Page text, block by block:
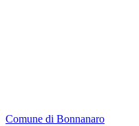
Comune di Bonnanaro